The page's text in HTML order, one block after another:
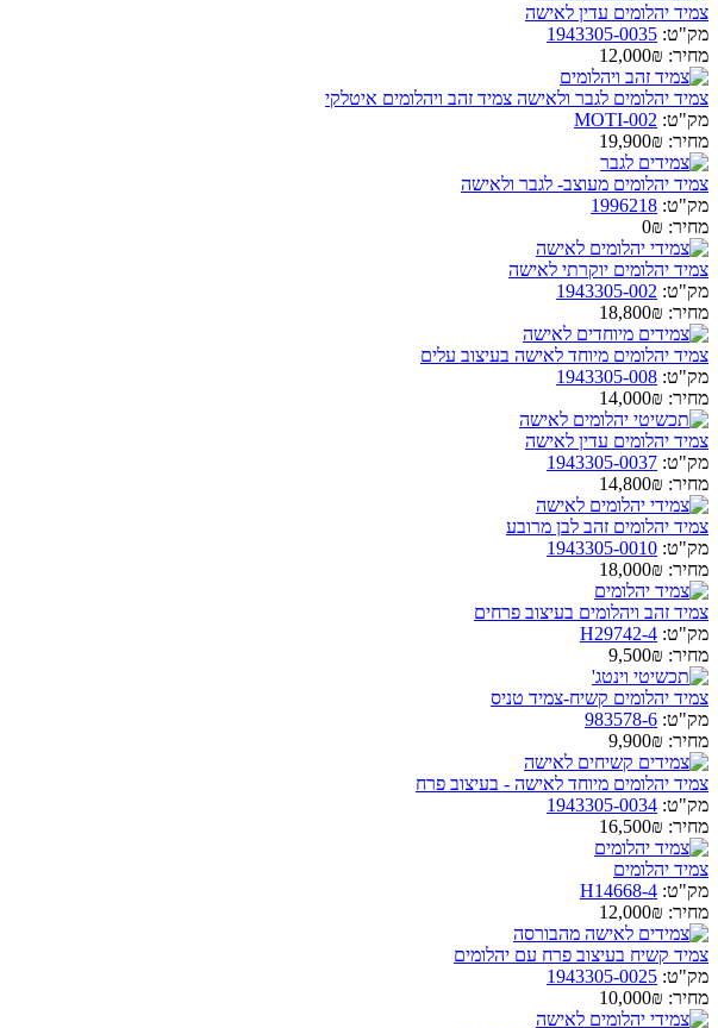
צמיד יהלומים עדין לאישה
מק"ט: 1943305-0035
מחיר: 12,000₪
צמיד יהלומים לגבר ולאישה צמיד זהב ויהלומים איטלקי
מק"ט: MOTI-002
מחיר: 19,900₪
צמיד יהלומים מעוצב- לגבר ולאישה
מק"ט: 1996218
מחיר: 0₪
צמיד יהלומים יוקרתי לאישה
מק"ט: 1943305-002
מחיר: 18,800₪
צמיד יהלומים מיוחד לאישה בעיצוב עלים
מק"ט: 1943305-008
מחיר: 14,000₪
צמיד יהלומים עדין לאישה
מק"ט: 1943305-0037
מחיר: 14,800₪
צמיד יהלומים זהב לבן מרובע
מק"ט: 1943305-0010
מחיר: 18,000₪
צמיד זהב ויהלומים בעיצוב פרחים
מק"ט: H29742-4
מחיר: 9,500₪
צמיד יהלומים קשיח-צמיד טניס
מק"ט: 983578-6
מחיר: 9,900₪
צמיד יהלומים מיוחד לאישה - בעיצוב פרח
מק"ט: 1943305-0034
מחיר: 16,500₪
צמיד יהלומים
מק"ט: H14668-4
מחיר: 12,000₪
צמיד קשיח בעיצוב פרח עם יהלומים
מק"ט: 1943305-0025
מחיר: 10,000₪